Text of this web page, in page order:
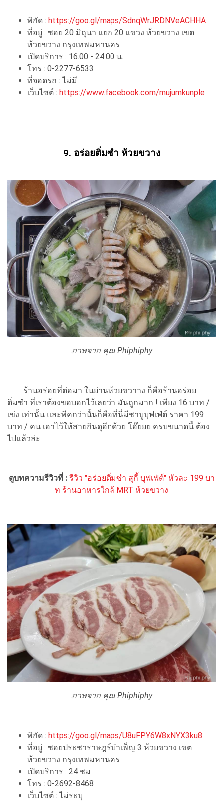
พิกัด : https://goo.gl/maps/SdnqWrJRDNVeACHHA
ที่อยู่ : ซอย 20 มิถุนา แยก 20 แขวง ห้วยขวาง เขต
ห้วยขวาง กรุงเทพมหานคร
เปิดบริการ : 16.00 - 24.00 น.
โทร : 0-2277-6533
ที่จอดรถ : ไม่มี
เว็บไซต์ : https://www.facebook.com/mujumkunple
9. อร่อยติ่มซำ ห้วยขวาง
ภาพจาก คุณ Phiphiphy
ร้านอร่อยที่ต่อมา ในย่านห้วยขวาาง ก็คือร้านอร่อย
ติ่มซำ ที่เราต้องขอบอกไว้เลยว่า มันถูกมาก ! เพียง 16 บาท /
เข่ง เท่านั้น และพีคกว่านั้นก็คือที่นี่มีชาบูบุฟเฟ่ต์ ราคา 199
บาท / คน เอาไว้ให้สายกินดุอีกด้วย โอ๊ยยย ครบขนาดนี้ ต้อง
ไปแล้วล่ะ
ดูบทความรีวิวที่ : รีวิว "อร่อยติ่มซำ สุกี้ บุฟเฟ่ต์" หัวละ 199 บา
ท ร้านอาหารใกล้ MRT ห้วยขวาง
ภาพจาก คุณ Phiphiphy
พิกัด : https://goo.gl/maps/U8uFPY6W8xNYX3ku8
ที่อยู่ : ซอยประชาราษฎร์บำเพ็ญ 3 ห้วยขวาง เขต
ห้วยขวาง กรุงเทพมหานคร
เปิดบริการ : 24 ชม
โทร : 0-2692-8468
เว็บไซต์ : ไม่ระบุ